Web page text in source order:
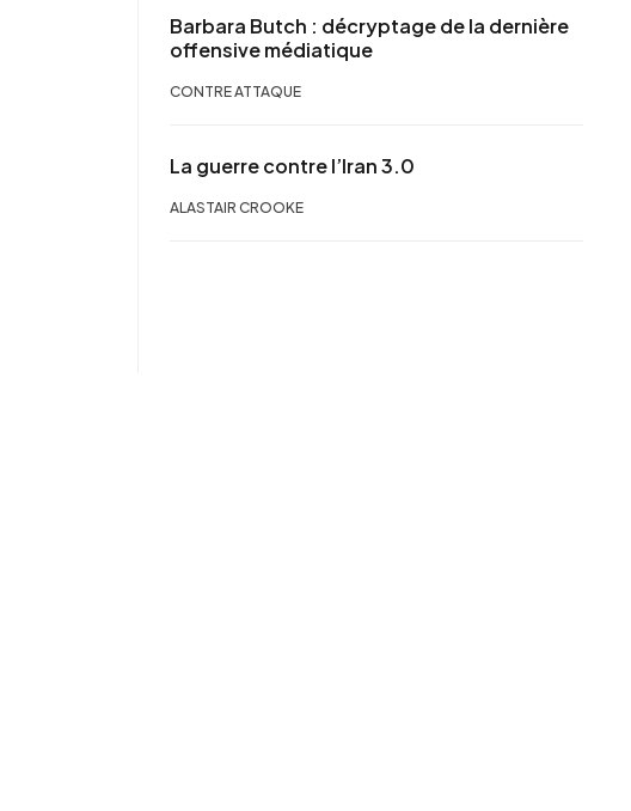
Barbara Butch : décryptage de la dernière
offensive médiatique
CONTRE ATTAQUE
La guerre contre l’Iran 3.0
ALASTAIR CROOKE